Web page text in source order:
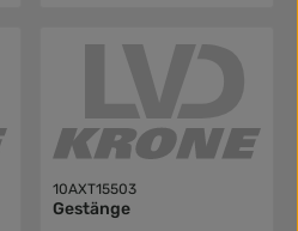
10AXT15503
Gestänge